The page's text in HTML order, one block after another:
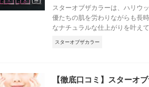
スターオブザカラーは、ハリウ
優たちの肌を労わりながらも長
なナチュラルな仕上がりを叶え
スターオブザカラー
【徹底口コミ】スターオ